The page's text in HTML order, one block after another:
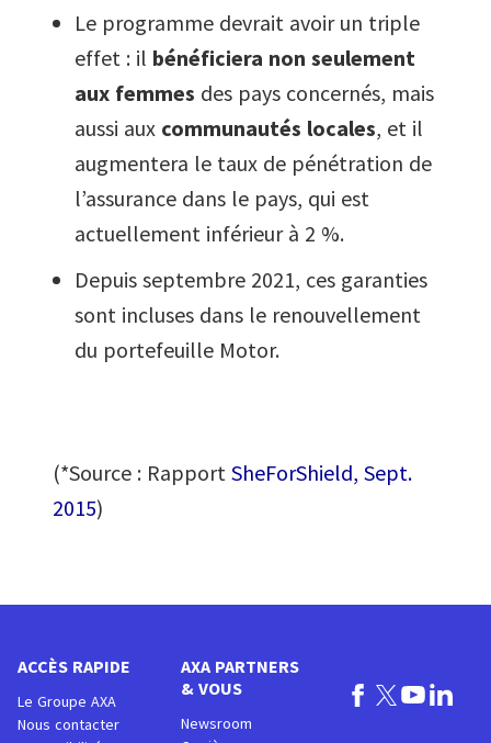
Le programme devrait avoir un triple
effet : il bénéficiera non seulement
aux femmes des pays concernés, mais
aussi aux communautés locales, et il
augmentera le taux de pénétration de
l’assurance dans le pays, qui est
actuellement inférieur à 2 %.
Depuis septembre 2021, ces garanties
sont incluses dans le renouvellement
du portefeuille Motor.
(*Source : Rapport SheForShield, Sept.
2015)
ACCÈS RAPIDE
Le Groupe AXA
Nous contacter
AXA PARTNERS
& VOUS
Newsroom